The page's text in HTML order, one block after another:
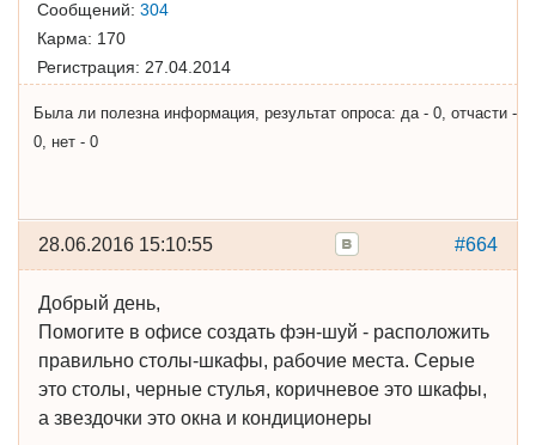
Сообщений: 304
Карма: 170
Регистрация: 27.04.2014
Была ли полезна информация, результат опроса: да - 0, отчасти -
0, нет - 0
#664
28.06.2016 15:10:55
Добрый день,
Помогите в офисе создать фэн-шуй - расположить
правильно столы-шкафы, рабочие места. Серые
это столы, черные стулья, коричневое это шкафы,
а звездочки это окна и кондиционеры